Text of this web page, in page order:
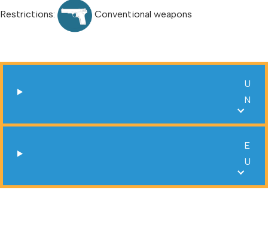
Restrictions: Conventional weapons
U
N
E
U